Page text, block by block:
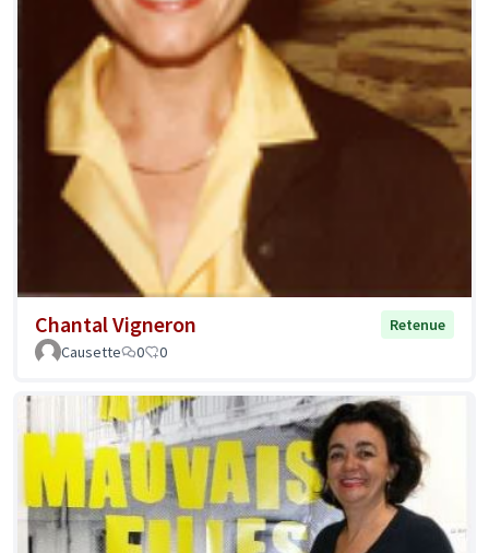
Chantal Vigneron
Retenue
Causette
0 0